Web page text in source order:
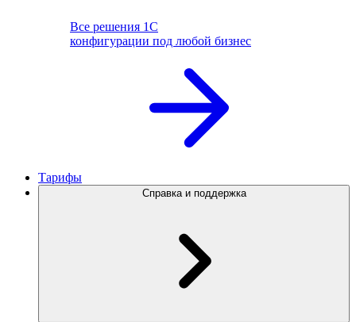
Все решения 1С
конфигурации под любой бизнес
Тарифы
Справка и поддержка